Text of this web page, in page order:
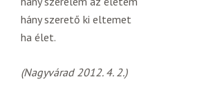
hány szerető ki eltemet
ha élet.
(Nagyvárad 2012. 4. 2.)